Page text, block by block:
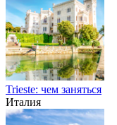
Trieste: чем заняться
Италия